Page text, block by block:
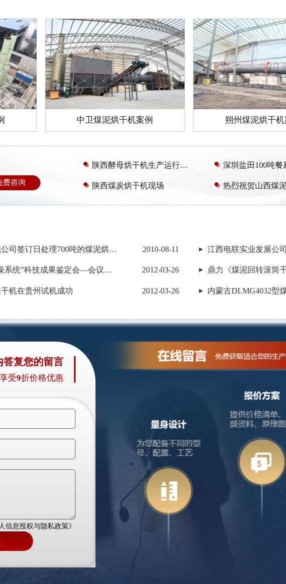
产线各项指标都合乎要求，工程负责人更是
质。
中卫煤泥烘干机案例 朔州煤泥烘干机
费咨询
陕西酵母烘干机生产运行现场
陕西煤炭烘干机现场
江西电联实业发展公司与我公司签订日处理700吨的煤泥烘干机项目（一期） 2010-08-11
郑州鼎力“煤泥回转滚筒干燥系统”科技成果鉴定会—会议现场 2012-03-26 鼎力《煤泥回转滚筒
机在贵州试机成功 2012-03-26 内蒙古DLMG4032型
答复您的留言
受9折价格优惠
信息投权与隐私政策》